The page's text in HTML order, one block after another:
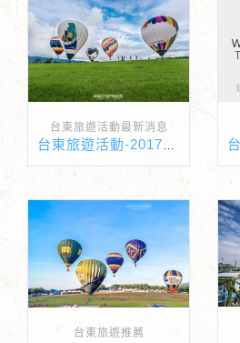
台東旅遊活動最新消息
台東旅遊活動-2017台灣國際熱氣球嘉年華
台東旅遊推薦